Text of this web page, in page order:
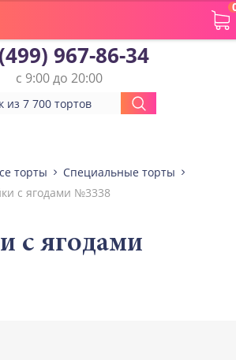
967-86-34
с 9:00 до 20:00
торты
Специальные торты
с ягодами №3338
с ягодами